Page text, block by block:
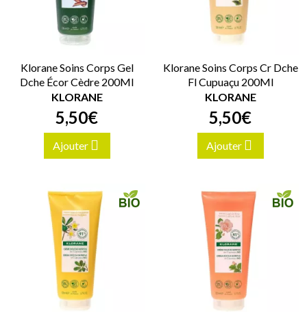
Klorane Soins Corps Gel
Dche Écor Cèdre 200Ml
KLORANE
5,50€
Ajouter
Klorane Soins Corps Cr Dche
Fl Cupuaçu 200Ml
KLORANE
5,50€
Ajouter